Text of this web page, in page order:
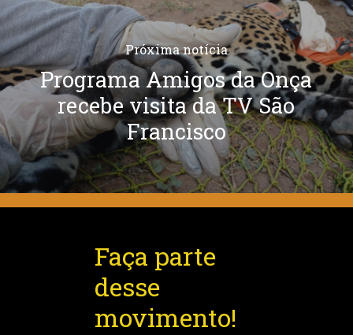
Próxima notícia
Programa Amigos da Onça
recebe visita da TV São
Francisco
Faça parte
desse
movimento!